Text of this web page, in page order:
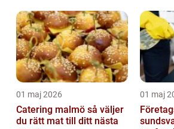
01 maj 2026
Catering malmö så väljer
du rätt mat till ditt nästa
01 maj
sundsvall så